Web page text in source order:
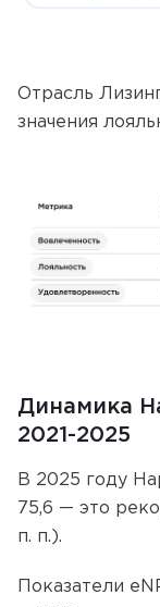
Отрасль
значения
Динамика
2021-2025
В 2025 году
75,6 — это
п. п.).
Показатели